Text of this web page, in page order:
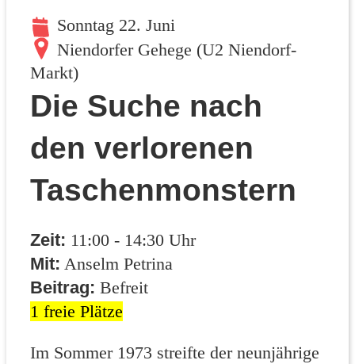
Sonntag 22. Juni
Niendorfer Gehege (U2 Niendorf-
Markt)
Die Suche nach
den verlorenen
Taschenmonstern
Zeit: 11:00 - 14:30 Uhr
Mit: Anselm Petrina
Beitrag: Befreit
1 freie Plätze
Im Sommer 1973 streifte der neunjährige